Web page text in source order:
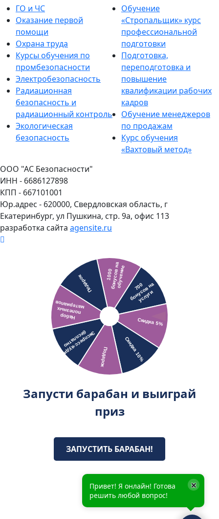
ГО и ЧС
Оказание первой
помощи
Охрана труда
Курсы обучения по
промбезопасности
Электробезопасность
Радиационная
безопасность и
радиационный контроль
Экологическая
безопасность
Обучение
«Стропальщик» курс
профессиональной
подготовки
Подготовка,
переподготовка и
повышение
квалификации рабочих
кадров
Обучение менеджеров
по продажам
Курс обучения
«Вахтовый метод»
ООО "АС Безопасности"
ИНН - 6686127898
КПП - 667101001
Юр.адрес - 620000, Свердловская область, г
Екатеринбург, ул Пушкина, стр. 9а, офис 113
разработка сайта agensite.ru
Запусти барабан и выиграй
приз
ЗАПУСТИТЬ БАРАБАН!
Привет! Я онлайн! Готова
решить любой вопрос!
×